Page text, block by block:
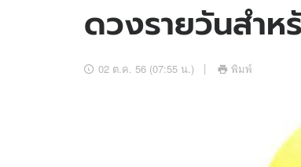
ข่าวบันเทิง
ส
ดวงรายวันสำห
02 ต.ค. 56 (07:55 น.) พิมพ์